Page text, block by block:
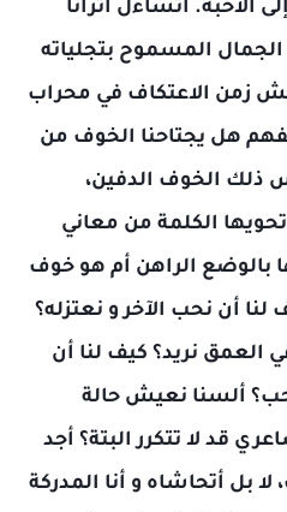
الأحبة. أتساءل أتُرَانَا
الجمال المسموح بتجلياته
زمن الاعتكاف في محراب
هل يجتاحنا الخوف من
ذلك الخوف الدفين،
الكلمة من معاني
بالوضع الراهن أم هو خوف
أن نحب الآخر و نعتزله؟
العمق نريد؟ كيف لنا أن
ألسنا نعيش حالة
قد لا تتكرر البتة؟ أجد
بل أتحاشاه و أنا المدركة